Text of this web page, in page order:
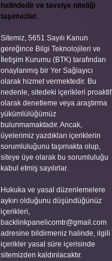
halindedir ve tavsiye niteliği
taşımazlar.
Sitemiz, 5651 Sayılı Kanun
gereğince Bilgi Teknolojileri ve
İletişim Kurumu (BTK) tarafından
onaylanmış bir Yer Sağlayıcı
olarak hizmet vermektedir. Bu
nedenle, sitedeki içerikleri proaktif
olarak denetleme veya araştırma
yükümlülüğümüz
bulunmamaktadır. Ancak,
üyelerimiz yazdıkları içeriklerin
sorumluluğunu taşımakta olup,
siteye üye olarak bu sorumluluğu
kabul etmiş sayılırlar.
Hukuka ve yasal düzenlemelere
aykırı olduğunu düşündüğünüz
içerikleri,
backlinkpanelicomtr@gmail.com
adresine bildirmeniz halinde, ilgili
içerikler yasal süre içerisinde
sitemizden kaldırılacaktır.